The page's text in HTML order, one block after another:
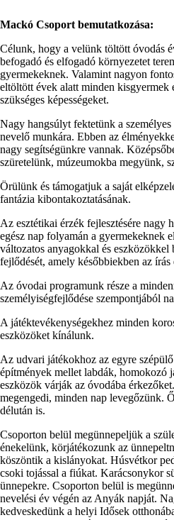
Mackó Csoport bemutatkozása:
Célunk, hogy a velünk töltött óvodás
befogadó és elfogadó környezetet
gyermekeknek. Valamint nagyon
eltöltött évek alatt minden kisgyermek
szükséges képességeket.
Nagy hangsúlyt fektetünk a
nevelő munkára. Ebben az
nagy segítségünkre vannak.
szüretelünk, múzeumokba megyünk,
Örülünk és támogatjuk a saját
fantázia kibontakoztatásának.
Az esztétikai érzék fejlesztésére nagy
egész nap folyamán a gyermekeknek
változatos anyagokkal és
fejlődését, amely későbbiekben az írás
Az óvodai programunk része a
személyiségfejlődése szempontjából
A játéktevékenységekhez minden
eszközöket kínálunk.
Az udvari játékokhoz az egyre
építmények mellet labdák, homokozó
eszközök várják az óvodába
megengedi, minden nap levegőzünk.
délután is.
Csoporton belül megünnepeljük a
énekelünk, körjátékozunk az
köszöntik a kislányokat. Húsvétkor
csoki tojással a fiúkat. Karácsonykor
ünnepekre. Csoporton belül is
nevelési év végén az Anyák napját.
kedveskedünk a helyi Idősek